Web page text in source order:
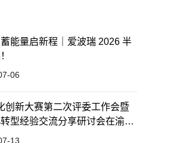
能量启新程｜爱波瑞 2026 半
06
创新大赛第二次评委工作会暨
型经验交流分享研讨会在渝举
13